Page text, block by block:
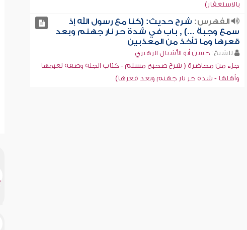
بالاستغفار)
الفهرس: شرح حديث: (كنا مع رسول الله إذ
سمع وجبة ...) , باب في شدة حر نار جهنم وبعد
قعرها وما تأخذ من المعذبين
للشيخ: حسن أبو الأشبال الزهيري
جزء من محاضرة ( شرح صحيح مسلم - كتاب الجنة وصفة نعيمها
وأهلها - شدة حر نار جهنم وبعد قعرها)